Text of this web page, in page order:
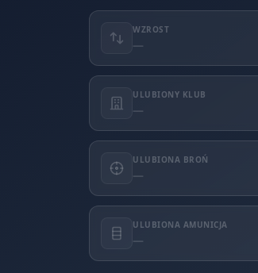
WZROST
—
ULUBIONY KLUB
—
ULUBIONA BROŃ
—
ULUBIONA AMUNICJA
—